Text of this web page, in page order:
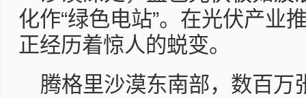
化作“绿色电站”。在光伏产业
正经历着惊人的蜕变。
腾格里沙漠东南部，数百万